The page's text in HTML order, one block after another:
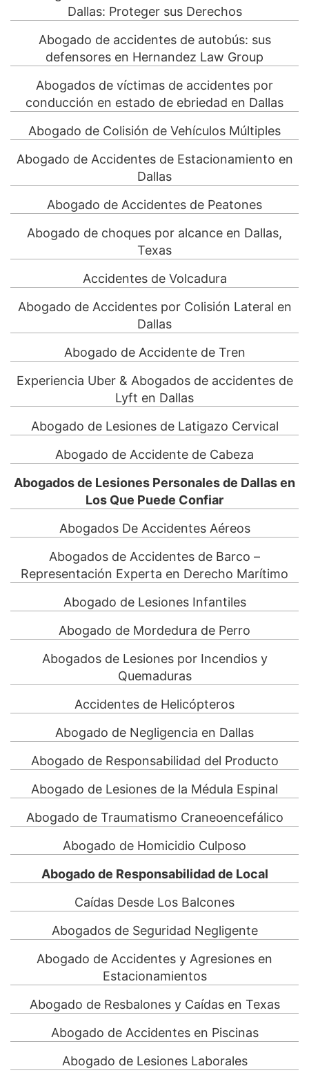
Dallas: Proteger sus Derechos
Abogado de accidentes de autobús: sus
defensores en Hernandez Law Group
Abogados de víctimas de accidentes por
conducción en estado de ebriedad en Dallas
Abogado de Colisión de Vehículos Múltiples
Abogado de Accidentes de Estacionamiento en
Dallas
Abogado de Accidentes de Peatones
Abogado de choques por alcance en Dallas,
Texas
Accidentes de Volcadura
Abogado de Accidentes por Colisión Lateral en
Dallas
Abogado de Accidente de Tren
Experiencia Uber & Abogados de accidentes de
Lyft en Dallas
Abogado de Lesiones de Latigazo Cervical
Abogado de Accidente de Cabeza
Abogados de Lesiones Personales de Dallas en
Los Que Puede Confiar
Abogados De Accidentes Aéreos
Abogados de Accidentes de Barco –
Representación Experta en Derecho Marítimo
Abogado de Lesiones Infantiles
Abogado de Mordedura de Perro
Abogados de Lesiones por Incendios y
Quemaduras
Accidentes de Helicópteros
Abogado de Negligencia en Dallas
Abogado de Responsabilidad del Producto
Abogado de Lesiones de la Médula Espinal
Abogado de Traumatismo Craneoencefálico
Abogado de Homicidio Culposo
Abogado de Responsabilidad de Local
Caídas Desde Los Balcones
Abogados de Seguridad Negligente
Abogado de Accidentes y Agresiones en
Estacionamientos
Abogado de Resbalones y Caídas en Texas
Abogado de Accidentes en Piscinas
Abogado de Lesiones Laborales